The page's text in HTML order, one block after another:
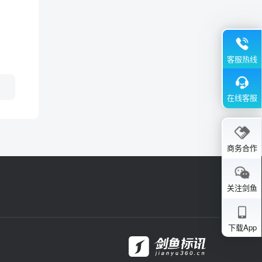
客服热线
在线客服
商务合作
关注剑鱼
下载App